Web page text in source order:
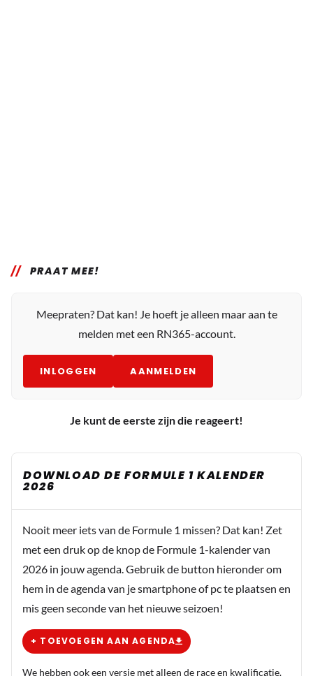
PRAAT MEE!
Meepraten? Dat kan! Je hoeft je alleen maar aan te
melden met een RN365-account.
INLOGGEN AANMELDEN
Je kunt de eerste zijn die reageert!
DOWNLOAD DE FORMULE 1 KALENDER
2026
Nooit meer iets van de Formule 1 missen? Dat kan! Zet
met een druk op de knop de Formule 1-kalender van
2026 in jouw agenda. Gebruik de button hieronder om
hem in de agenda van je smartphone of pc te plaatsen en
mis geen seconde van het nieuwe seizoen!
+ TOEVOEGEN AAN AGENDA
We hebben ook een versie met alleen de race en kwalificatie.